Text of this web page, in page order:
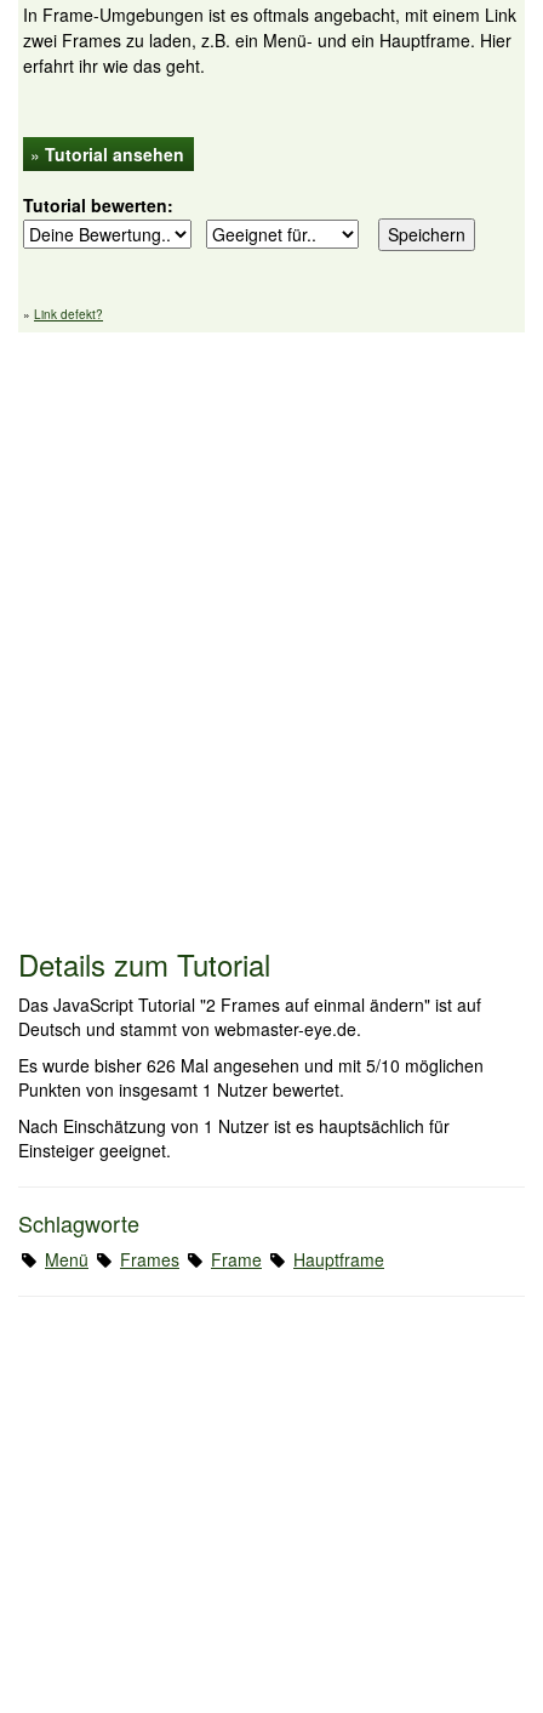
In Frame-Umgebungen ist es oftmals angebacht, mit einem Link
zwei Frames zu laden, z.B. ein Menü- und ein Hauptframe. Hier
erfahrt ihr wie das geht.
» Tutorial ansehen
Tutorial bewerten:
» Link defekt?
Details zum Tutorial
Das JavaScript Tutorial "2 Frames auf einmal ändern" ist auf
Deutsch und stammt von webmaster-eye.de.
Es wurde bisher 626 Mal angesehen und mit 5/10 möglichen
Punkten von insgesamt 1 Nutzer bewertet.
Nach Einschätzung von 1 Nutzer ist es hauptsächlich für
Einsteiger geeignet.
Schlagworte
Menü Frames Frame Hauptframe